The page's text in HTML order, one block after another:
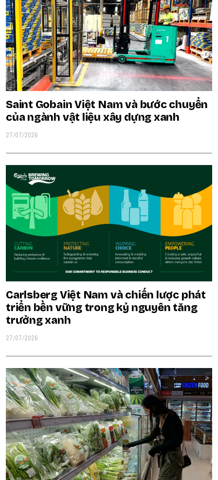
Saint Gobain Việt Nam và bước chuyển
của ngành vật liệu xây dựng xanh
27/07/2026
Carlsberg Việt Nam và chiến lược phát
triển bền vững trong kỷ nguyên tăng
trưởng xanh
27/07/2026